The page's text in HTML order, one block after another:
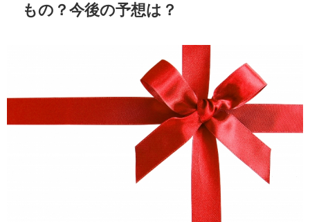
もの？今後の予想は？